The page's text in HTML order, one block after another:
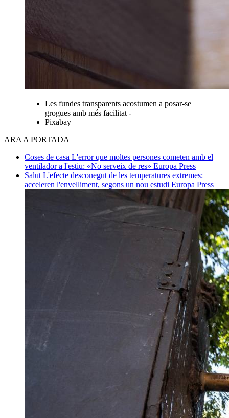
Les fundes transparents acostumen a posar-se
grogues amb més facilitat -
Pixabay
ARA A PORTADA
Coses de casa L'error que moltes persones cometen amb el
ventilador a l'estiu: «No serveix de res» Europa Press
Salut L'efecte desconegut de les temperatures extremes:
acceleren l'envelliment, segons un nou estudi Europa Press